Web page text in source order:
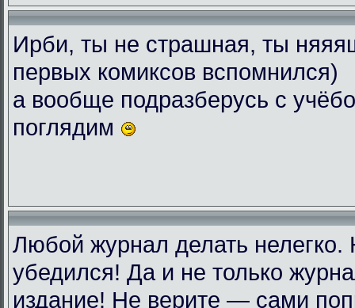
Ирби, ты не страшная, ты
первых комиксов вспомнился)
а вообще подразберусь с
поглядим
Любой журнал делать
убедился! Да и не только
издание! Не верите — сами